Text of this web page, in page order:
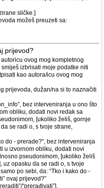
sličke.]
možeš preuzeti sa:
prijevod?
ovog mog kompletnog
izbrisati moje podatke niti
kao autora/icu ovog mog
prijevoda, dužan/na si to naznačiti
bez interveniranja u ono što
obliku, dodati novi redak sa
[ukoliko želiš, gornje
se radi o, s tvoje strane,
do - prerade?”, bez interveniranja
u izvornom obliku, dodati novi
pseudonimom, [ukoliko želiš
uz opasku da se radi o, s tvoje
po sebi, da: “Tko i kako do -
ovaj prijevod?”
“prerađivati”].